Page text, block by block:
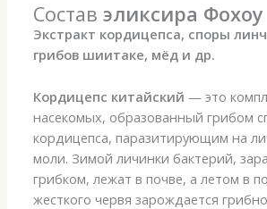
Состав эликсира Фохоу
Экстракт кордицепса, споры
грибов шиитаке, мёд и др.
Кордицепс китайский — это
насекомых, образованный грибом
кордицепса, паразитирующим на
моли. Зимой личинки бактерий,
грибком, лежат в почве, а летом в
жесткого червя зарождается